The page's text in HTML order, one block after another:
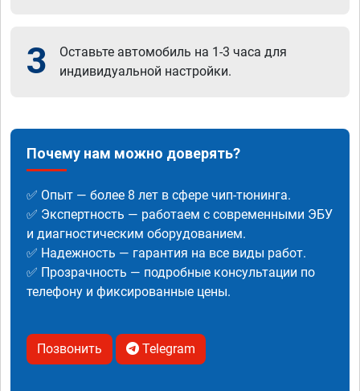
3
Оставьте автомобиль на 1-3 часа для
индивидуальной настройки.
Почему нам можно доверять?
✅ Опыт — более 8 лет в сфере чип-тюнинга.
✅ Экспертность — работаем с современными ЭБУ
и диагностическим оборудованием.
✅ Надежность — гарантия на все виды работ.
✅ Прозрачность — подробные консультации по
телефону и фиксированные цены.
Позвонить Telegram